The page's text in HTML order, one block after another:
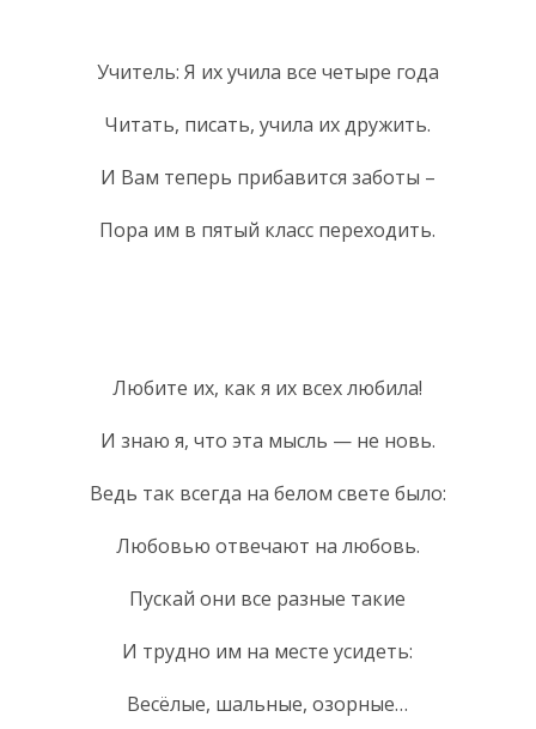
Учитель: Я их учила все четыре года
Читать, писать, учила их дружить.
И Вам теперь прибавится заботы –
Пора им в пятый класс переходить.
Любите их, как я их всех любила!
И знаю я, что эта мысль — не новь.
Ведь так всегда на белом свете было:
Любовью отвечают на любовь.
Пускай они все разные такие
И трудно им на месте усидеть:
Весёлые, шальные, озорные…